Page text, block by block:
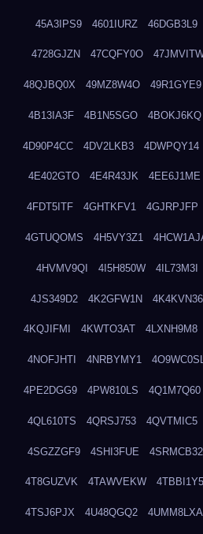
45A3IPS9 4601IURZ 46DGB3L9
4728GJZN 47CQFY0O
48QJBQ0X 49MZ8W4O 49R1GYE9
4B13IA3F 4B1N5SGO 4BOKJ6KQ
4D90P4CC 4DV2LKB3 4DWPQY14
4E402GTO 4E4R43JK 4EE6J1ME
4FDT5ITF 4GHTKFV1 4GJRPJFP
4GTUQOMS 4H5VY3Z1
4HVMV9QI 4I5H850W 4IL73M3I
4JS349D2 4K2GFW1N 4K4KVN36
4KQJIFMI 4KWTO3AT 4LXNH9M8
4NOFJHTI 4NRBYMY1
4PE2DGG9 4PW810LS 4Q1M7Q60
4QL610TS 4QRSJ753 4QVTMIC5
4SGZZGF9 4SHI3FUE 4SRMCB32
4T8GUZVK 4TAWVEKW 4TBBI1Y5
4TSJ6PJX 4U48QGQ2 4UMM8LXA